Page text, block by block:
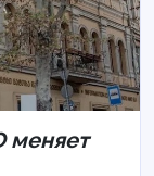
меняет